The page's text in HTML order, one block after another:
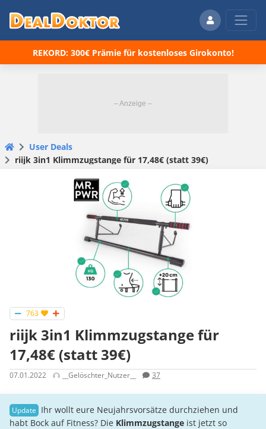
REKORD: 300€ Prämie für kostenloses Girokonto!
User Deals
riijk 3in1 Klimmzugstange für 17,48€ (statt 39€)
763
riijk 3in1 Klimmzugstange für
17,48€ (statt 39€)
07.01.2022 __Gelöschter_Nutzer__ 37
Ihr wollt eure Neujahrsvorsätze durchziehen und
habt Bock auf Fitness? Die Klimmzugstange ist jetzt so